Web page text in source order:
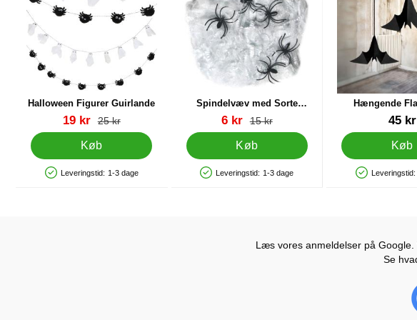
Halloween Figurer Guirlande
Varenr 88949
pris
19 kr pris
25 kr
Køb
Produkttilgængelighed: På lager
Leveringstid: 1-3 dage
Spindelvæv med Sorte
Edderkopper 40g
Varenr 38697pris
6 kr pris
15 kr
Køb
Produkttilgængelighed: På lager
Leveringstid: 1-3 dage
Hængende
45 kr
Køb
Leveringstid:
Læs vores anmeldelser på
Se